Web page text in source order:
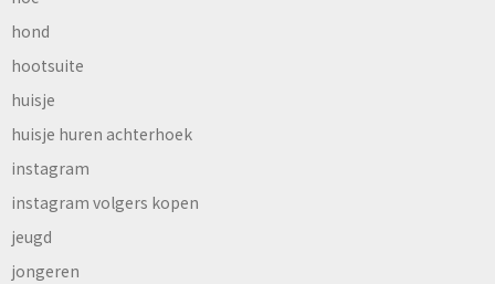
hond
hootsuite
huisje
huisje huren achterhoek
instagram
instagram volgers kopen
jeugd
jongeren